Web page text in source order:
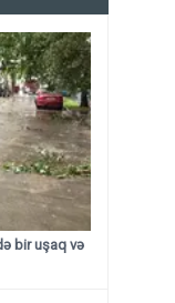
bir uşaq və